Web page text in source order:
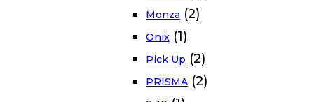
Monza (2)
Onix (1)
Pick Up (2)
PRISMA (2)